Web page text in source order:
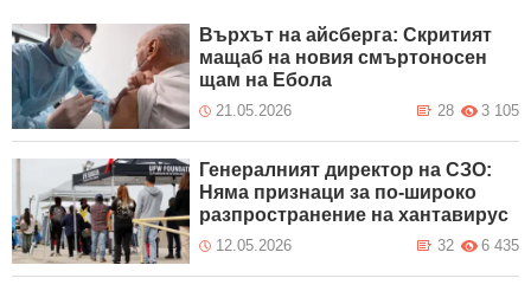
Върхът на айсберга: Скритият
мащаб на новия смъртоносен
щам на Ебола
21.05.2026 3 105
28
Генералният директор на СЗО:
Няма признаци за по-широко
разпространение на хантавирус
12.05.2026 6 435
32